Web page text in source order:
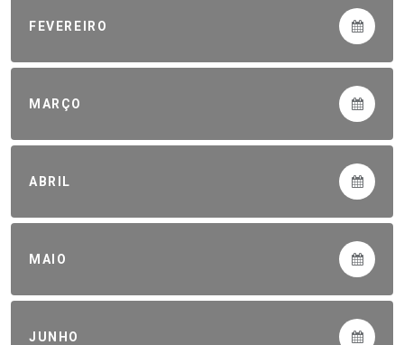
FEVEREIRO
MARÇO
ABRIL
MAIO
JUNHO